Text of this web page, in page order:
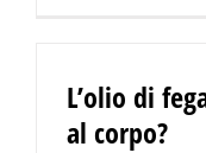
L’olio di
al corpo?